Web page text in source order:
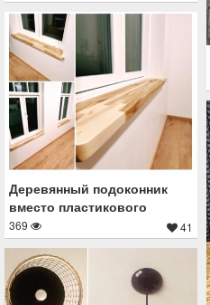
Деревянный подоконник
вместо пластикового
369 41